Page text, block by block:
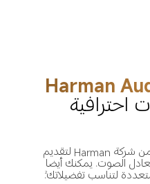
تم ضبطها بالتعاون مع خبراء من شركة Harman لتقديم
الصوت. يمكنك أيضا
لتناسب تفضيلاتك.
2